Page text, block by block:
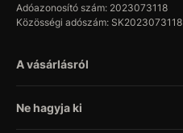
Adóazonosító szám: 2023073118
Közösségi adószám: SK2023073118
A vásárlásról
Ne hagyja ki